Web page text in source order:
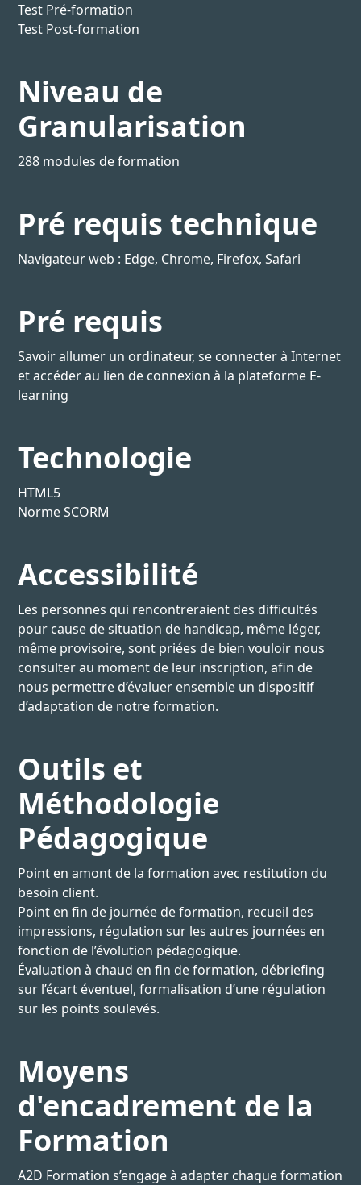
Test Pré-formation
Test Post-formation
Niveau de
Granularisation
288 modules de formation
Pré requis technique
Navigateur web : Edge, Chrome, Firefox, Safari
Pré requis
Savoir allumer un ordinateur, se connecter à Internet
et accéder au lien de connexion à la plateforme E-
learning
Technologie
HTML5
Norme SCORM
Accessibilité
Les personnes qui rencontreraient des difficultés
pour cause de situation de handicap, même léger,
même provisoire, sont priées de bien vouloir nous
consulter au moment de leur inscription, afin de
nous permettre d’évaluer ensemble un dispositif
d’adaptation de notre formation.
Outils et
Méthodologie
Pédagogique
Point en amont de la formation avec restitution du
besoin client.
Point en fin de journée de formation, recueil des
impressions, régulation sur les autres journées en
fonction de l’évolution pédagogique.
Évaluation à chaud en fin de formation, débriefing
sur l’écart éventuel, formalisation d’une régulation
sur les points soulevés.
Moyens
d'encadrement de la
Formation
A2D Formation s’engage à adapter chaque formation